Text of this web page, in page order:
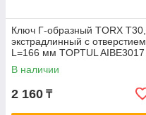
Ключ Г-образный TORX T30,
экстрадлинный с отверстием
L=166 мм TOPTUL AIBE3017
В наличии
2 160 ₸